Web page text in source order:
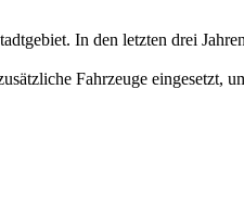
In den letzten drei
Fahrzeuge eingesetzt,